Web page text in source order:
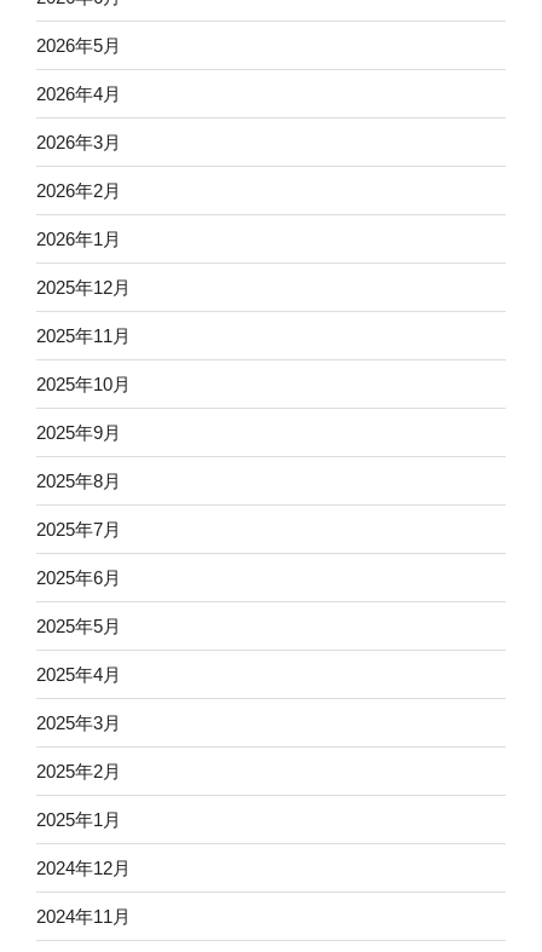
2026年5月
2026年4月
2026年3月
2026年2月
2026年1月
2025年12月
2025年11月
2025年10月
2025年9月
2025年8月
2025年7月
2025年6月
2025年5月
2025年4月
2025年3月
2025年2月
2025年1月
2024年12月
2024年11月